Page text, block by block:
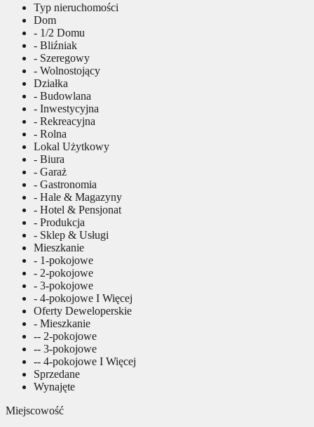
Typ nieruchomości
Dom
- 1/2 Domu
- Bliźniak
- Szeregowy
- Wolnostojący
Działka
- Budowlana
- Inwestycyjna
- Rekreacyjna
- Rolna
Lokal Użytkowy
- Biura
- Garaż
- Gastronomia
- Hale & Magazyny
- Hotel & Pensjonat
- Produkcja
- Sklep & Usługi
Mieszkanie
- 1-pokojowe
- 2-pokojowe
- 3-pokojowe
- 4-pokojowe I Więcej
Oferty Deweloperskie
- Mieszkanie
-- 2-pokojowe
-- 3-pokojowe
-- 4-pokojowe I Więcej
Sprzedane
Wynajęte
Miejscowość